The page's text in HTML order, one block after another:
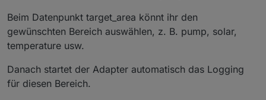
Beim Datenpunkt target_area könnt ihr den
gewünschten Bereich auswählen, z. B. pump, solar,
temperature usw.
Danach startet der Adapter automatisch das Logging
für diesen Bereich.